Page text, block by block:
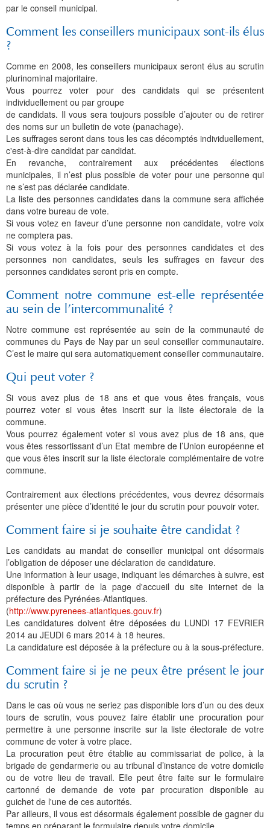
Aires de pique-nique
Manifestations
Montagne
Villes
Culture et découverte
Sports d'hivers et thermes
Vers le progrès
Translation du cimetière
Le cimetière
Le moulin
Les chemins
Les savoir-faire
PV du Conseil Municipal
Le service scolaire
Compétences
PLU 2025 modification simplifiée N° 1
PLU 2011 - Règlement
Restauration du calvaire
Aménagements
Projets
Réalisations
Budget et finances
Budgets primitifs
Comptes administratifs
Fiscalité
Bulletins municipaux
État civil
Naissances
Mariages / Pacs
Décès
Mentions légales et politique de confidentialité
Collège et lycées
Lycées aux alentours
Associations
Services aux jeunes
Administrations
Santé / Social
Maisons de retraite
Transports
Déchets
Culte
Les pèlerinages
La Chapelle Saint Michel
Le vieux pont
Le Musée
L'ensemble scolaire
Les accueils
Votre séjour
par le conseil municipal.
Comment les conseillers municipaux sont-ils élus
?
Comme en 2008, les conseillers municipaux seront élus au scrutin
plurinominal majoritaire.
Vous pourrez voter pour des candidats qui se présentent
individuellement ou par groupe
de candidats. Il vous sera toujours possible d’ajouter ou de retirer
des noms sur un bulletin de vote (panachage).
Les suffrages seront dans tous les cas décomptés individuellement,
c'est-à-dire candidat par candidat.
En revanche, contrairement aux précédentes élections
municipales, il n’est plus possible de voter pour une personne qui
ne s’est pas déclarée candidate.
La liste des personnes candidates dans la commune sera affichée
dans votre bureau de vote.
Si vous votez en faveur d’une personne non candidate, votre voix
ne comptera pas.
Si vous votez à la fois pour des personnes candidates et des
personnes non candidates, seuls les suffrages en faveur des
personnes candidates seront pris en compte.
Comment notre commune est-elle représentée
au sein de l’intercommunalité ?
Notre commune est représentée au sein de la communauté de
communes du Pays de Nay par un seul conseiller communautaire.
C’est le maire qui sera automatiquement conseiller communautaire.
Qui peut voter ?
Si vous avez plus de 18 ans et que vous êtes français, vous
pourrez voter si vous êtes inscrit sur la liste électorale de la
commune.
Vous pourrez également voter si vous avez plus de 18 ans, que
vous êtes ressortissant d’un Etat membre de l’Union européenne et
que vous êtes inscrit sur la liste électorale complémentaire de votre
commune.
Contrairement aux élections précédentes, vous devrez désormais
présenter une pièce d’identité le jour du scrutin pour pouvoir voter.
Comment faire si je souhaite être candidat ?
Les candidats au mandat de conseiller municipal ont désormais
l’obligation de déposer une déclaration de candidature.
Une information à leur usage, indiquant les démarches à suivre, est
disponible à partir de la page d'accueil du site internet de la
préfecture des Pyrénées-Atlantiques.
(http://www.pyrenees-atlantiques.gouv.fr)
Les candidatures doivent être déposées du LUNDI 17 FEVRIER
2014 au JEUDI 6 mars 2014 à 18 heures.
La candidature est déposée à la préfecture ou à la sous-préfecture.
Comment faire si je ne peux être présent le jour
du scrutin ?
Dans le cas où vous ne seriez pas disponible lors d’un ou des deux
tours de scrutin, vous pouvez faire établir une procuration pour
permettre à une personne inscrite sur la liste électorale de votre
commune de voter à votre place.
La procuration peut être établie au commissariat de police, à la
brigade de gendarmerie ou au tribunal d’instance de votre domicile
ou de votre lieu de travail. Elle peut être faite sur le formulaire
cartonné de demande de vote par procuration disponible au
guichet de l'une de ces autorités.
Par ailleurs, il vous est désormais également possible de gagner du
temps en préparant le formulaire depuis votre domicile.